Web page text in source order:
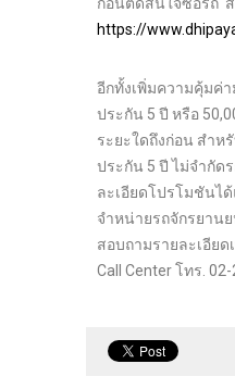
ก่อนตัดสินใจซื้อรถ
https://
อีกทั้งเพิ่มความคุ้มค่
ประกัน 5 ปี หรือ
ระยะใดถึงก่อน สำห
ประกัน 5 ปี ไม่จำกัด
ละเอียดโปรโมชันไ
จำหน่ายรถจักรยาน
สอบถามรายละเอียด
Call Center โทร.